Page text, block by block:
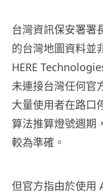
台灣資訊保安署署
的台灣地圖資料並
HERE
未連接台灣任何官
大量使用者在路口
算法推算燈號週期
較為準確。
但官方指由於使用